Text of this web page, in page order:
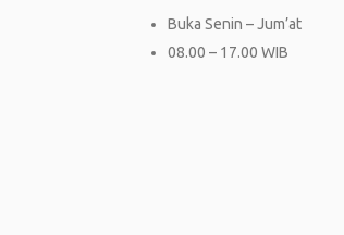
Buka Senin – Jum’at
08.00 – 17.00 WIB